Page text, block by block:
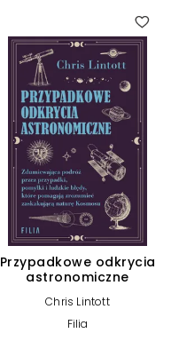
Przypadkowe odkrycia
astronomiczne
Chris Lintott
Filia